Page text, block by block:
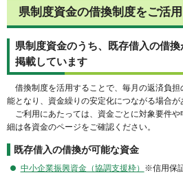
県制度資金の借換制度をご活
県制度資金のうち、既存借入の借
掲載しています
借換制度を活用することで、毎月の返済負担
能となり、資金繰りの安定化につながる場合が
ご利用にあたっては、資金ごとに対象要件や
細は各資金のページをご確認ください。
既存借入の借換が可能な資金
中小企業振興資金（協調支援枠） ※信用保